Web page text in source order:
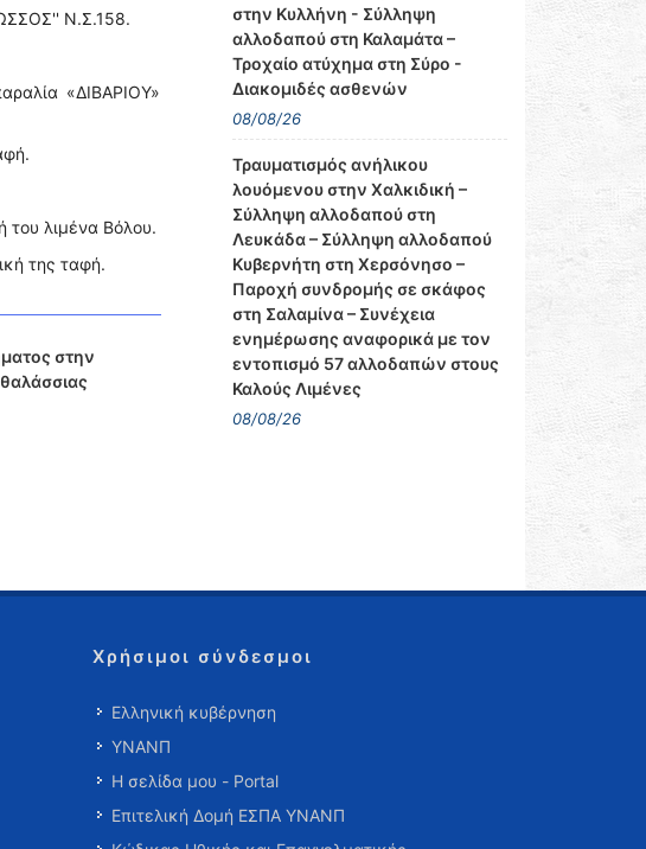
Ν.Σ.158.
«ΔΙΒΑΡΙΟΥ»
του λιμένα Βόλου.
της ταφή.
στην
στην Κυλλήνη - Σύλληψη
αλλοδαπού στη Καλαμάτα –
Τροχαίο ατύχημα στη Σύρο -
Διακομιδές ασθενών
08/08/26
Τραυματισμός ανήλικου
λουόμενου στην Χαλκιδική –
Σύλληψη αλλοδαπού στη
Λευκάδα – Σύλληψη αλλοδαπού
Κυβερνήτη στη Χερσόνησο –
Παροχή συνδρομής σε σκάφος
στη Σαλαμίνα – Συνέχεια
ενημέρωσης αναφορικά με τον
εντοπισμό 57 αλλοδαπών στους
Καλούς Λιμένες
08/08/26
Χρήσιμοι σύνδεσμοι
Ελληνική κυβέρνηση
ΥΝΑΝΠ
Η σελίδα μου - Portal
Επιτελική Δομή ΕΣΠΑ ΥΝΑΝΠ